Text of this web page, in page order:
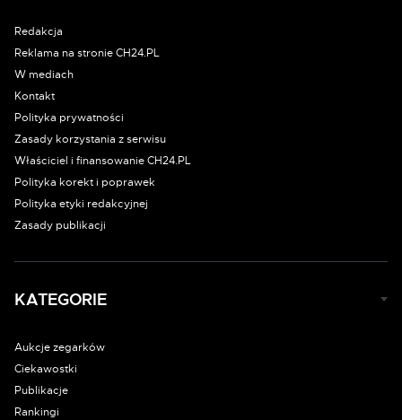
Redakcja
Reklama na stronie CH24.PL
W mediach
Kontakt
Polityka prywatności
Zasady korzystania z serwisu
Właściciel i finansowanie CH24.PL
Polityka korekt i poprawek
Polityka etyki redakcyjnej
Zasady publikacji
KATEGORIE
Aukcje zegarków
Ciekawostki
Publikacje
Rankingi